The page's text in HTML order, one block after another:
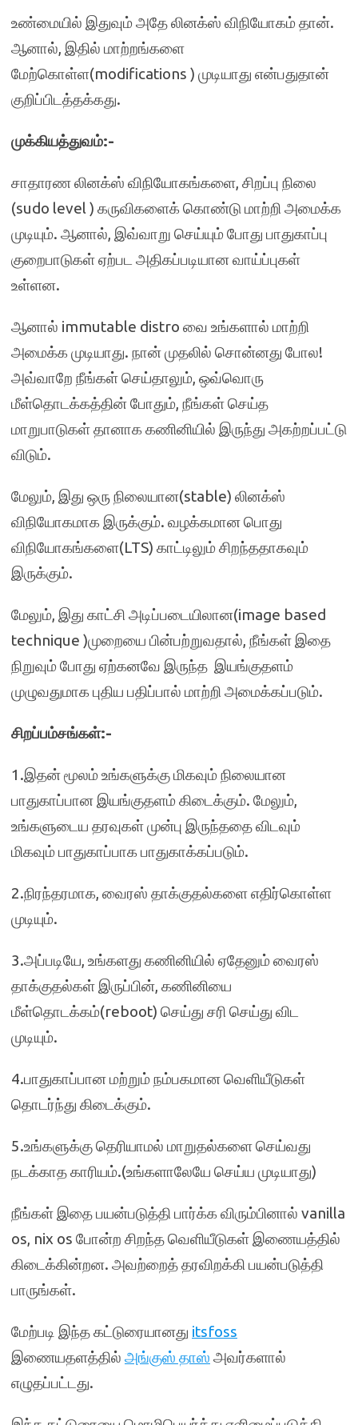
உண்மையில் இதுவும் அதே லினக்ஸ் விநியோகம் தான்.
ஆனால், இதில் மாற்றங்களை
மேற்கொள்ள(modifications ) முடியாது என்பதுதான்
குறிப்பிடத்தக்கது.
முக்கியத்துவம்:-
சாதாரண லினக்ஸ் விநியோகங்களை, சிறப்பு நிலை
(sudo level ) கருவிகளைக் கொண்டு மாற்றி அமைக்க
முடியும். ஆனால், இவ்வாறு செய்யும் போது பாதுகாப்பு
குறைபாடுகள் ஏற்பட அதிகப்படியான வாய்ப்புகள்
உள்ளன.
ஆனால் immutable distro வை உங்களால் மாற்றி
அமைக்க முடியாது. நான் முதலில் சொன்னது போல!
அவ்வாறே நீங்கள் செய்தாலும், ஒவ்வொரு
மீள்தொடக்கத்தின் போதும், நீங்கள் செய்த
மாறுபாடுகள் தானாக கணினியில் இருந்து அகற்றப்பட்டு
விடும்.
மேலும், இது ஒரு நிலையான(stable) லினக்ஸ்
விநியோகமாக இருக்கும். வழக்கமான பொது
விநியோகங்களை(LTS) காட்டிலும் சிறந்ததாகவும்
இருக்கும்.
மேலும், இது காட்சி அடிப்படையிலான(image based
technique )முறையை பின்பற்றுவதால், நீங்கள் இதை
நிறுவும் போது ஏற்கனவே இருந்த இயங்குதளம்
முழுவதுமாக புதிய பதிப்பால் மாற்றி அமைக்கப்படும்.
சிறப்பம்சங்கள்:-
1.இதன் மூலம் உங்களுக்கு மிகவும் நிலையான
பாதுகாப்பான இயங்குதளம் கிடைக்கும். மேலும்,
உங்களுடைய தரவுகள் முன்பு இருந்ததை விடவும்
மிகவும் பாதுகாப்பாக பாதுகாக்கப்படும்.
2.நிரந்தரமாக, வைரஸ் தாக்குதல்களை எதிர்கொள்ள
முடியும்.
3.அப்படியே, உங்களது கணினியில் ஏதேனும் வைரஸ்
தாக்குதல்கள் இருப்பின், கணினியை
மீள்தொடக்கம்(reboot) செய்து சரி செய்து விட
முடியும்.
4.பாதுகாப்பான மற்றும் நம்பகமான வெளியீடுகள்
தொடர்ந்து கிடைக்கும்.
5.உங்களுக்கு தெரியாமல் மாறுதல்களை செய்வது
நடக்காத காரியம்.(உங்களாலேயே செய்ய முடியாது)
நீங்கள் இதை பயன்படுத்தி பார்க்க விரும்பினால் vanilla
os, nix os போன்ற சிறந்த வெளியீடுகள் இணையத்தில்
கிடைக்கின்றன. அவற்றைத் தரவிறக்கி பயன்படுத்தி
பாருங்கள்.
மேற்படி இந்த கட்டுரையானது itsfoss
இணையதளத்தில் அங்குஸ் தாஸ் அவர்களால்
எழுதப்பட்டது.